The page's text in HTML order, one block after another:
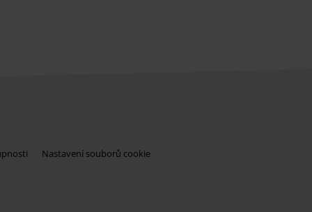
Nastavení souborů cookie